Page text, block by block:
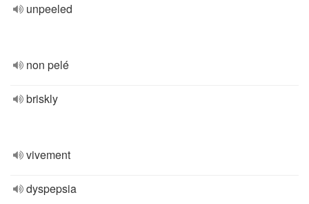
unpeeled
non pelé
briskly
vivement
dyspepsia